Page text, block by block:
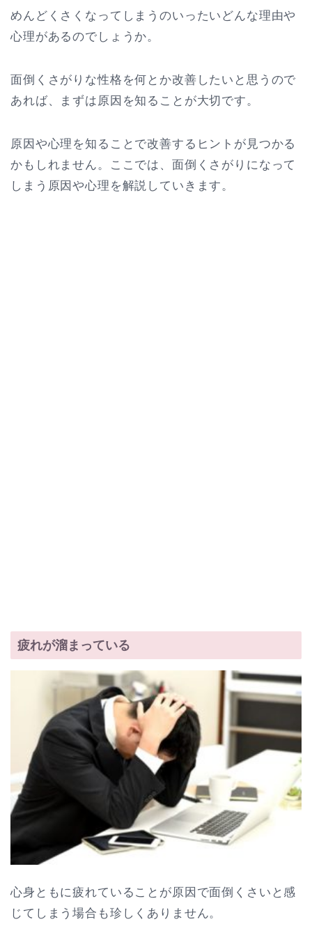
めんどくさくなってしまうのいったいどんな理由や
心理があるのでしょうか。
面倒くさがりな性格を何とか改善したいと思うので
あれば、まずは原因を知ることが大切です。
原因や心理を知ることで改善するヒントが見つかる
かもしれません。ここでは、面倒くさがりになって
しまう原因や心理を解説していきます。
疲れが溜まっている
心身ともに疲れていることが原因で面倒くさいと感
じてしまう場合も珍しくありません。